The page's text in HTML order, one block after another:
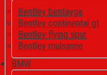
Bentley bentayga
Bentley continental gt
Bentley flying spur
Bentley mulsanne
BMW